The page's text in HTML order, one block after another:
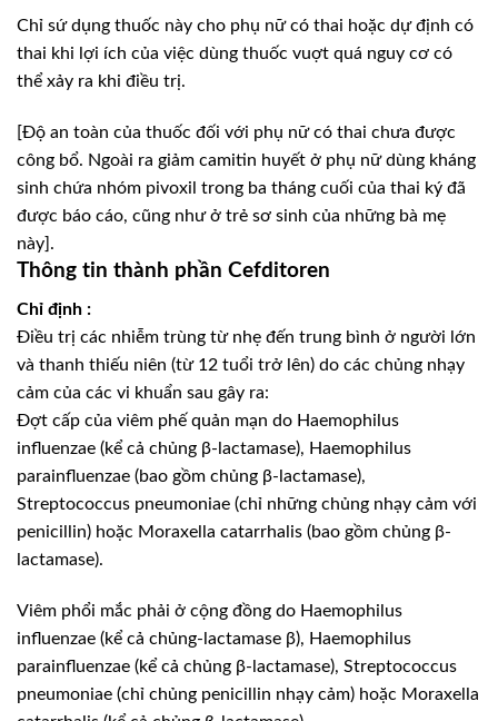
Chỉ sứ dụng thuốc này cho phụ nữ có thai hoặc dự định có
thai khi lợi ích của việc dùng thuốc vuợt quá nguy cơ có
thể xảy ra khi điều trị.
[Độ an toàn của thuốc đối với phụ nữ có thai chưa được
công bổ. Ngoài ra giảm camitin huyết ở phụ nữ dùng kháng
sinh chứa nhóm pivoxil trong ba tháng cuối của thai ký đã
được báo cáo, cũng như ở trẻ sơ sinh của những bà mẹ
này].
Thông tin thành phần Cefditoren
Chỉ định :
Điều trị các nhiễm trùng từ nhẹ đến trung bình ở người lớn
và thanh thiếu niên (từ 12 tuổi trở lên) do các chủng nhạy
cảm của các vi khuẩn sau gây ra:
Đợt cấp của viêm phế quản mạn do Haemophilus
influenzae (kể cả chủng β-lactamase), Haemophilus
parainfluenzae (bao gồm chủng β-lactamase),
Streptococcus pneumoniae (chỉ những chủng nhạy cảm với
penicillin) hoặc Moraxella catarrhalis (bao gồm chủng β-
lactamase).
Viêm phổi mắc phải ở cộng đồng do Haemophilus
influenzae (kể cả chủng-lactamase β), Haemophilus
parainfluenzae (kể cả chủng β-lactamase), Streptococcus
pneumoniae (chỉ chủng penicillin nhạy cảm) hoặc Moraxella